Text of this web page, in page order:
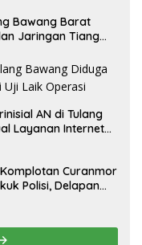
Bawang Barat
Jaringan Tiang
AN di Tulang
Layanan Internet
Curanmor
Polisi, Delapan